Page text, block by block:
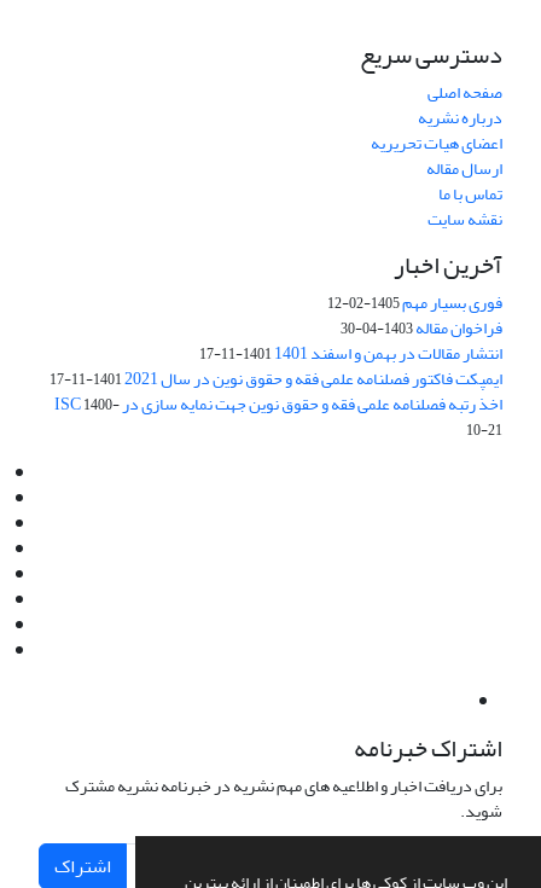
دسترسی سریع
صفحه اصلی
درباره نشریه
اعضای هیات تحریریه
ارسال مقاله
تماس با ما
نقشه سایت
آخرین اخبار
فوری بسیار مهم1405-02-12
فراخوان مقاله1403-04-30
انتشار مقالات در بهمن و اسفند 1401 1401-11-17
ایمپکت فاکتور فصلنامه علمی فقه و حقوق نوین در سال 2021 1401-11-17
اخذ رتبه فصلنامه علمی فقه و حقوق نوین جهت نمایه سازی در ISC1400-
10-21
اشتراک خبرنامه
برای دریافت اخبار و اطلاعیه های مهم نشریه در خبرنامه نشریه مشترک
شوید.
اشتراک